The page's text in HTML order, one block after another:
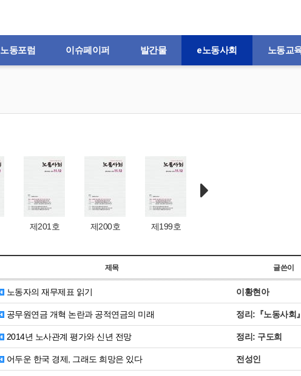
노동포럼 이슈페이퍼 발간물 e노동사회 노동교
제201호 제200호 제199호
제목 글쓴이
노동자의 재무제표 읽기 이황현아
공무원연금 개혁 논란과 공적연금의 미래 정리:『노동사회
2014년 노사관계 평가와 신년 전망 정리: 구도희
어두운 한국 경제, 그래도 희망은 있다 전성인